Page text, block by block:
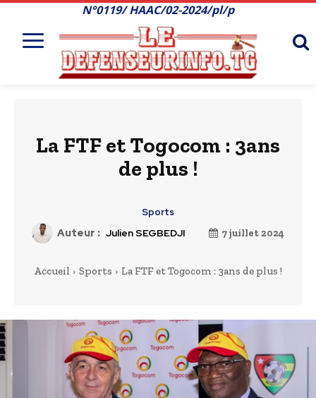
N°0119/ HAAC/02-2024/pl/p
La FTF et Togocom : 3ans
de plus !
Sports
Auteur : Julien SEGBEDJI 7 juillet 2024
Accueil Sports La FTF et Togocom : 3ans de plus !